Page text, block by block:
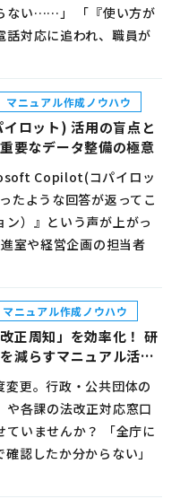
ない……」 「『使い方が
話対応に追われ、職員が
マニュアル作成ノウハウ
ロット) 活用の盲点と
要なデータ整備の極意
Copilot(コパイロッ
たような回答が返ってこ
）』という声が上がっ
室や経営企画の担当者
マニュアル作成ノウハウ
正周知」を効率化！ 研
減らすマニュアル活用
更。行政・公共団体の
や各課の法改正対応窓口
ていませんか？ 「全庁に
認したか分からない」